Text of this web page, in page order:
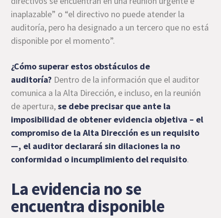
inaplazable” o “el directivo no puede atender la
auditoría, pero ha designado a un tercero que no está
disponible por el momento”.
¿Cómo superar estos obstáculos de
auditoría? Dentro de la información que el auditor
comunica a la Alta Dirección, e incluso, en la reunión
de apertura,se debe precisar que ante la
imposibilidad de obtener evidencia objetiva – el
compromiso de la Alta Dirección es un requisito
—, el auditor declarará sin dilaciones la no
conformidad o incumplimiento del requisito.
La evidencia no se
encuentra disponible